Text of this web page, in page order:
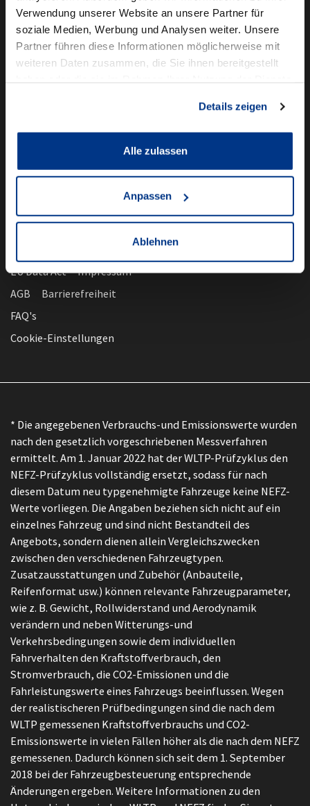
Verwendung unserer Website an unsere Partner für
soziale Medien, Werbung und Analysen weiter. Unsere
Partner führen diese Informationen möglicherweise mit
weiteren Daten zusammen, die Sie ihnen bereitgestellt
Details zeigen
Alle zulassen
Anpassen
Ablehnen
Audi Business
BMW Geschäftskunden
Volkswagen Professional Class
Autowelt Schmidt
News & Events
Ausbildung
EU Data Act
Impressum
AGB
Barrierefreiheit
FAQ's
Cookie-Einstellungen
* Die angegebenen Verbrauchs-und Emissionswerte wurden
nach den gesetzlich vorgeschriebenen Messverfahren
ermittelt. Am 1. Januar 2022 hat der WLTP-Prüfzyklus den
NEFZ-Prüfzyklus vollständig ersetzt, sodass für nach
diesem Datum neu typgenehmigte Fahrzeuge keine NEFZ-
Werte vorliegen. Die Angaben beziehen sich nicht auf ein
einzelnes Fahrzeug und sind nicht Bestandteil des
Angebots, sondern dienen allein Vergleichszwecken
zwischen den verschiedenen Fahrzeugtypen.
Zusatzausstattungen und Zubehör (Anbauteile,
Reifenformat usw.) können relevante Fahrzeugparameter,
wie z. B. Gewicht, Rollwiderstand und Aerodynamik
verändern und neben Witterungs-und
Verkehrsbedingungen sowie dem individuellen
Fahrverhalten den Kraftstoffverbrauch, den
Stromverbrauch, die CO2-Emissionen und die
Fahrleistungswerte eines Fahrzeugs beeinflussen. Wegen
der realistischeren Prüfbedingungen sind die nach dem
WLTP gemessenen Kraftstoffverbrauchs und CO2-
Emissionswerte in vielen Fällen höher als die nach dem NEFZ
gemessenen. Dadurch können sich seit dem 1. September
2018 bei der Fahrzeugbesteuerung entsprechende
Änderungen ergeben. Weitere Informationen zu den